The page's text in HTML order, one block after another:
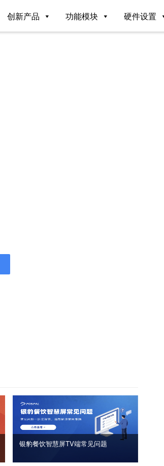
创新产品 功能模块 硬件设置
银豹餐饮智慧屏TV端常见问题